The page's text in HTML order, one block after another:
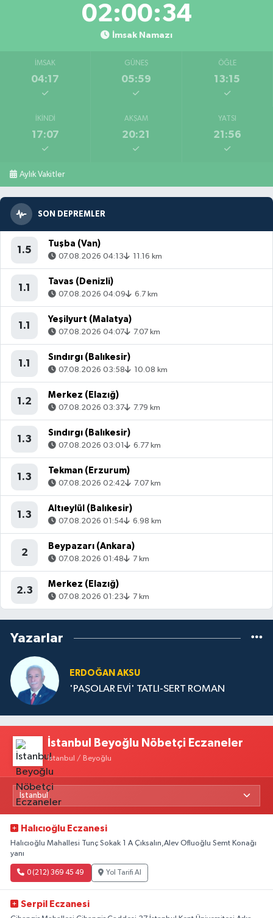
02:00:33
İmsak Namazı
İMSAK
04:17
GÜNEŞ
05:59
ÖĞLE
13:15
İKINDI
17:07
AKŞAM
20:21
YATSI
21:56
Aylık Vakitler
SON DEPREMLER
1.5
Tuşba (Van)
07.08.2026 04:13 11.16 km
1.1
Tavas (Denizli)
07.08.2026 04:09 6.7 km
1.1
Yeşilyurt (Malatya)
07.08.2026 04:07 7.07 km
1.1
Sındırgı (Balıkesir)
07.08.2026 03:58 10.08 km
1.2
Merkez (Elazığ)
07.08.2026 03:37 7.79 km
1.3
Sındırgı (Balıkesir)
07.08.2026 03:01 6.77 km
1.3
Tekman (Erzurum)
07.08.2026 02:42 7.07 km
1.3
Altıeylül (Balıkesir)
07.08.2026 01:54 6.98 km
2
Beypazarı (Ankara)
07.08.2026 01:48 7 km
2.3
Merkez (Elazığ)
07.08.2026 01:23 7 km
Yazarlar
ERDOĞAN AKSU
'PAŞOLAR EVİ' TATLI-SERT ROMAN
İstanbul Beyoğlu Nöbetçi Eczaneler
İstanbul / Beyoğlu
Halıcıoğlu Eczanesi
Halıcıoğlu Mahallesi Tunç Sokak 1 A Çıksalın,Alev Ofluoğlu Semt Konağı
yanı
0 (212) 369 45 49 Yol Tarifi Al
Serpil Eczanesi